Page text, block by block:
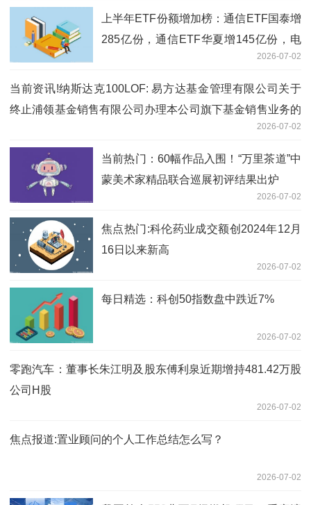
上半年ETF份额增加榜：通信ETF国泰增
285亿份，通信ETF华夏增145亿份，电
网设备ETF国泰份额增18倍（名单）_今
2026-07-02
当前资讯!纳斯达克100LOF: 易方达基金管理有限公司关于
终止浦领基金销售有限公司办理本公司旗下基金销售业务的
2026-07-02
当前热门：60幅作品入围！“万里茶道”中
蒙美术家精品联合巡展初评结果出炉
2026-07-02
焦点热门:科伦药业成交额创2024年12月
16日以来新高
2026-07-02
每日精选：科创50指数盘中跌近7%
2026-07-02
零跑汽车：董事长朱江明及股东傅利泉近期增持481.42万股
公司H股
2026-07-02
焦点报道:置业顾问的个人工作总结怎么写？
2026-07-02